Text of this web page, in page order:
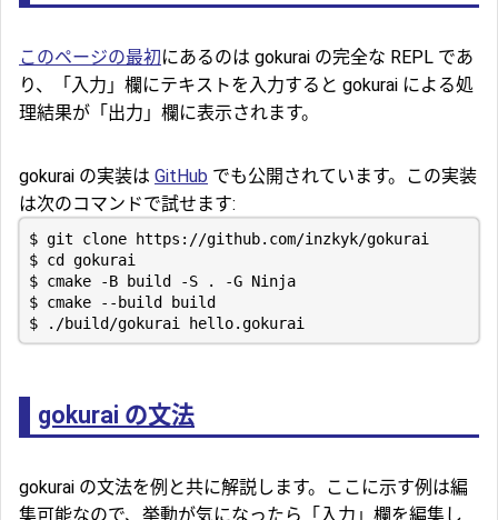
このページの最初にあるのは gokurai の完全な REPL であ
り、「入力」欄にテキストを入力すると gokurai による処
理結果が「出力」欄に表示されます。
gokurai の実装は GitHub でも公開されています。この実装
は次のコマンドで試せます:
$ cd
gokurai の文法
gokurai の文法を例と共に解説します。ここに示す例は編
集可能なので、挙動が気になったら「入力」欄を編集し